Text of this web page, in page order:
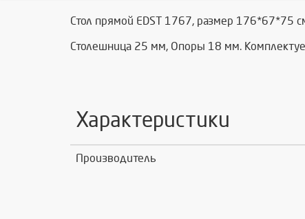
Стол прямой EDST 1767, размер 176*67*75
Столешница 25 мм, Опоры 18 мм.
Характеристики
Производитель